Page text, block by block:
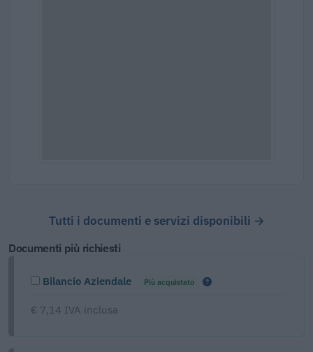
Tutti i documenti e servizi disponibili →
Documenti più richiesti
Bilancio Aziendale Più acquistato
€ 7,14 IVA inclusa